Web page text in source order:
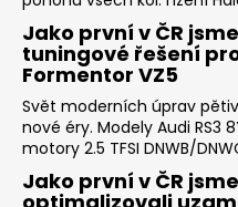
Jako první v ČR
tuningové řešení
Formentor VZ5
Svět moderních úprav
nové éry. Modely Audi RS3
motory 2.5 TFSI DNWB/
Jako první v ČR